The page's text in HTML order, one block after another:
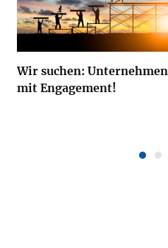
Wir suchen: Unternehmen
mit Engagement!